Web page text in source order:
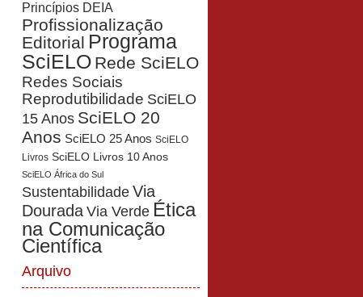
Princípios DEIA
Profissionalização
Editorial Programa
SciELO Rede SciELO
Redes Sociais
Reprodutibilidade SciELO
15 Anos SciELO 20
Anos SciELO 25 Anos SciELO
Livros SciELO Livros 10 Anos
SciELO África do Sul
Sustentabilidade Via
DouradaVia Verde Ética
na Comunicação
Científica
Arquivo